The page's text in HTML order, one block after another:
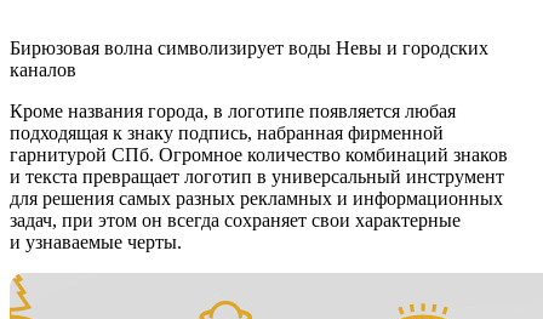
Бирюзовая волна символизирует воды Невы и городских
каналов
Кроме названия города, в логотипе появляется любая
подходящая к знаку подпись, набранная фирменной
гарнитурой СПб. Огромное количество комбинаций знаков
и текста превращает логотип в универсальный инструмент
для решения самых разных рекламных и информационных
задач, при этом он всегда сохраняет свои характерные
и узнаваемые черты.